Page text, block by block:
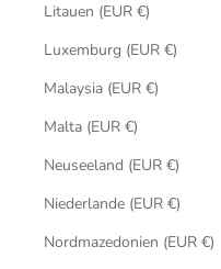
Litauen (EUR €)
Luxemburg (EUR €)
Malaysia (EUR €)
Malta (EUR €)
Neuseeland (EUR €)
Niederlande (EUR €)
Nordmazedonien (EUR €)